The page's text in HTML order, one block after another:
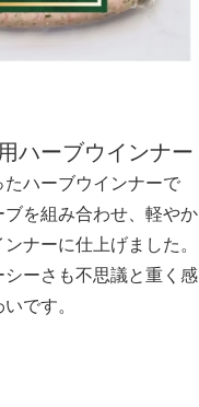
ハーブウインナー
ハーブウインナーで
を組み合わせ、軽やか
ナーに仕上げました。
ーさも不思議と重く感
です。